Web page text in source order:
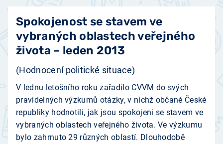
Spokojenost se stavem ve
vybraných oblastech veřejného
života – leden 2013
(Hodnocení politické situace)
V lednu letošního roku zařadilo CVVM do svých
pravidelných výzkumů otázky, v nichž občané České
republiky hodnotili, jak jsou spokojeni se stavem ve
vybraných oblastech veřejného života. Ve výzkumu
bylo zahrnuto 29 různých oblastí. Dlouhodobě